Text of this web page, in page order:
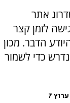
אתר
לזמן קצר
הדבר. מכון
כדי לשמור
7